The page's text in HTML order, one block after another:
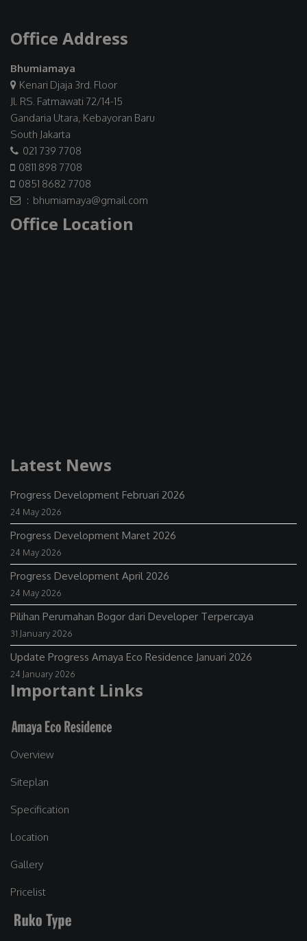
Office Address
Bhumiamaya
Kenari Djaja 3rd. Floor
Jl. RS. Fatmawati 72/14-15
Gandaria Utara, Kebayoran Baru
South Jakarta
021 739 7708
0811 898 7708
0851 8682 7708
: bhumiamaya@gmail.com
Office Location
Latest News
Progress Development Februari 2026
24 May 2026
Progress Development Maret 2026
24 May 2026
Progress Development April 2026
24 May 2026
Pilihan Perumahan Bogor dari Developer Terpercaya
31 January 2026
Update Progress Amaya Eco Residence Januari 2026
24 January 2026
Important Links
Overview
Siteplan
Specification
Location
Gallery
Pricelist